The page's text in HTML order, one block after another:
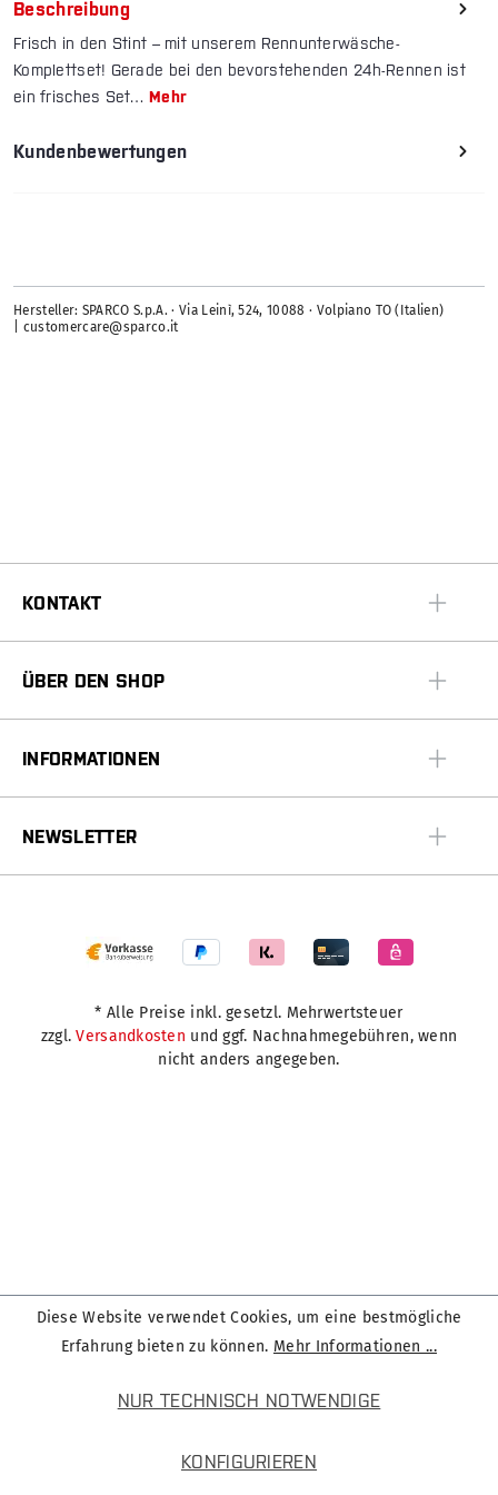
Größe: XXXL
Größe: XXL
Beschreibung
Frisch in den Stint – mit unserem Rennunterwäsche-
Komplettset! Gerade bei den bevorstehenden 24h-Rennen ist
ein frisches Set…Mehr
Kundenbewertungen
Hersteller: SPARCO S.p.A. · Via Leinì, 524, 10088 · Volpiano TO (Italien)
| customercare@sparco.it
KONTAKT
ÜBER DEN SHOP
INFORMATIONEN
NEWSLETTER
* Alle Preise inkl. gesetzl. Mehrwertsteuer
zzgl.Versandkosten und ggf. Nachnahmegebühren, wenn
nicht anders angegeben.
Diese Website verwendet Cookies, um eine bestmögliche
Erfahrung bieten zu können. Mehr Informationen ...
NUR TECHNISCH NOTWENDIGE
KONFIGURIEREN